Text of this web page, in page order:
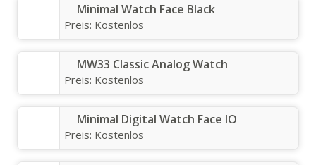
Minimal Watch Face Black
Preis: Kostenlos
MW33 Classic Analog Watch
Preis: Kostenlos
Minimal Digital Watch Face IO
Preis: Kostenlos